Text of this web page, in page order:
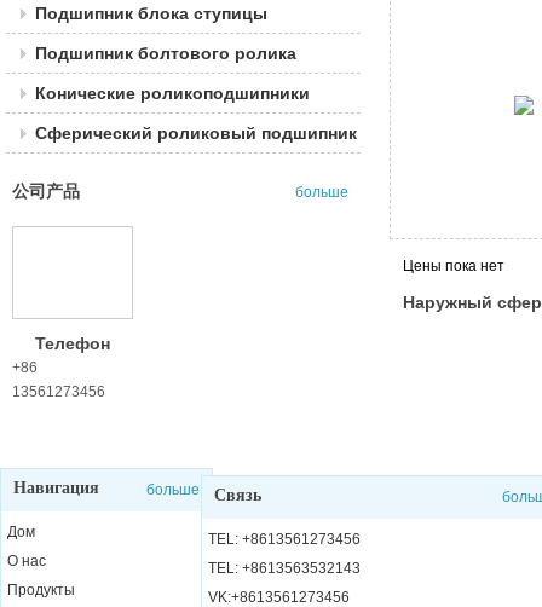
Подшипник блока ступицы
Подшипник болтового ролика
Конические роликоподшипники
Сферический роликовый подшипник
公司产品 больше
Телефон
+86
13561273456
Цены пока нет
Наружный
Навигация больше
Дом
О нас
Продукты
Связь
TEL: +8613561273456
TEL: +8613563532143
VK:+8613561273456